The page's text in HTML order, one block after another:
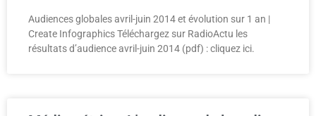
Audiences globales avril-juin 2014 et évolution sur 1 an |
Create Infographics Téléchargez sur RadioActu les
résultats d’audience avril-juin 2014 (pdf) : cliquez ici.